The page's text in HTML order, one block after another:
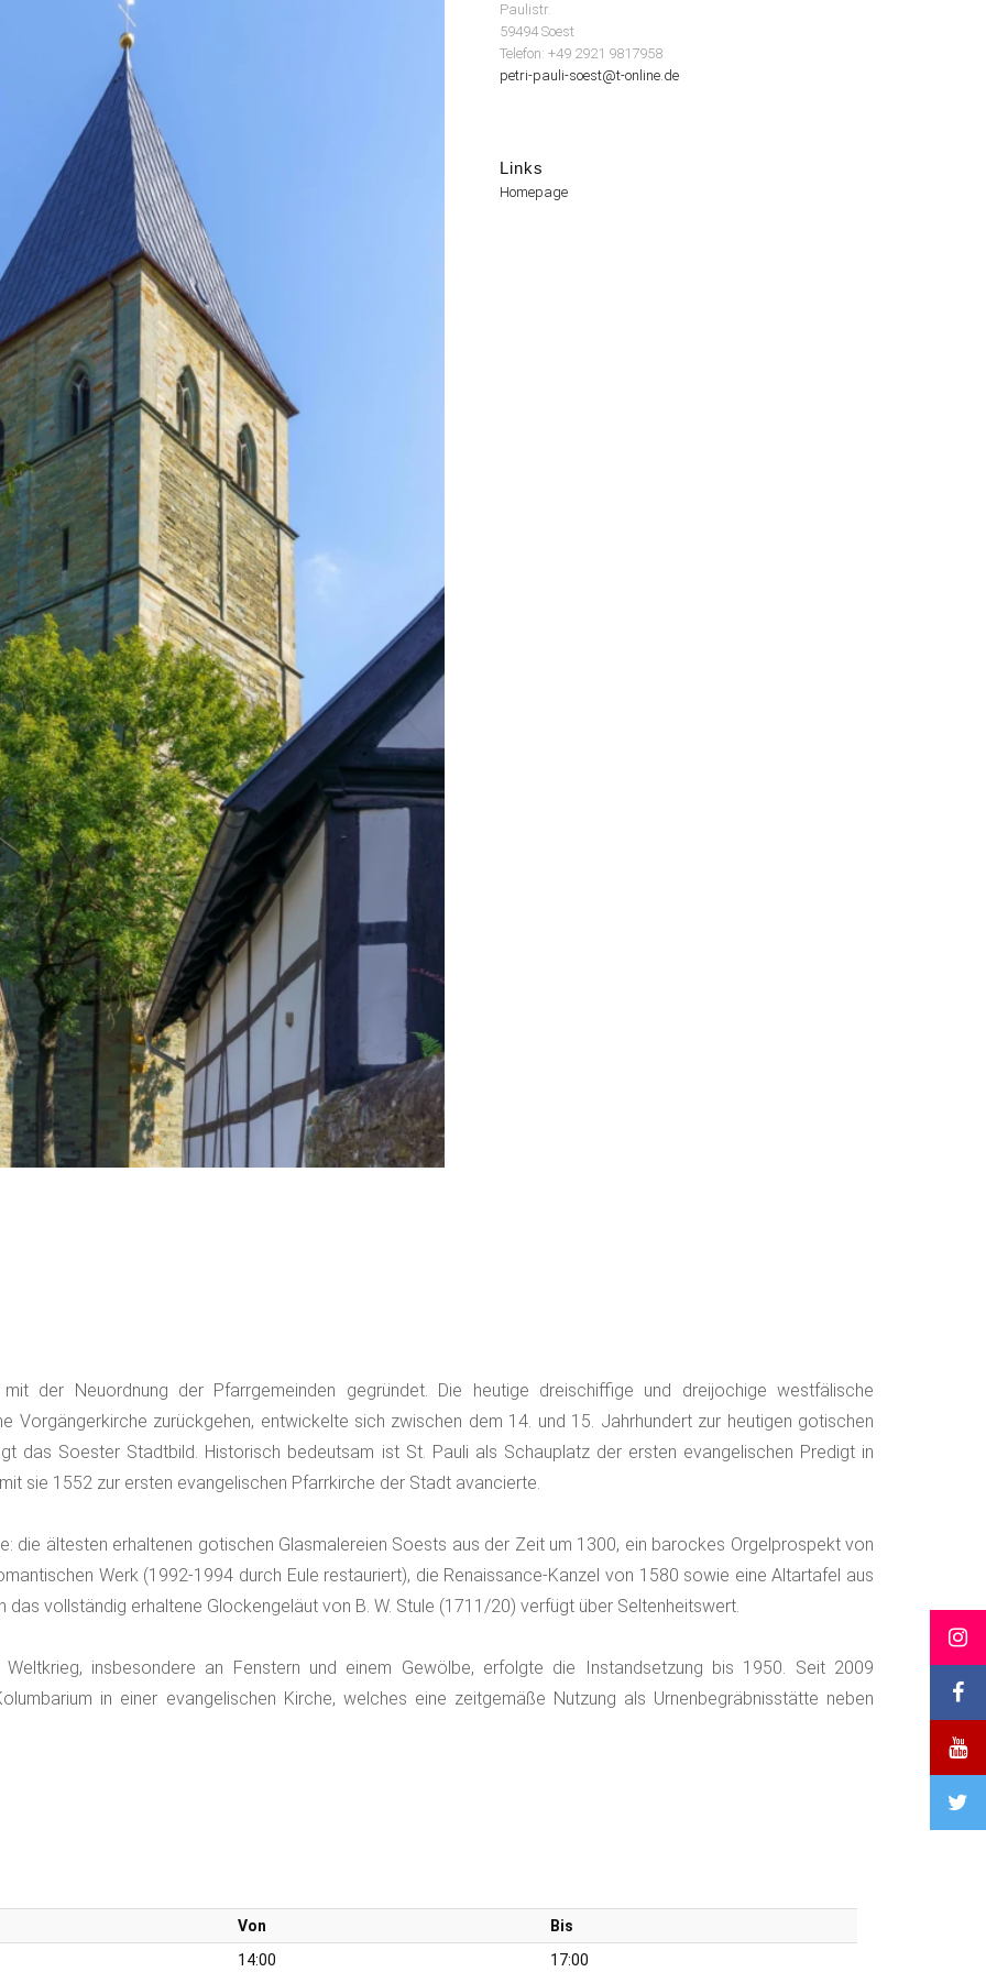
Paulistr.
59494 Soest
Telefon: +49 2921 9817958
petri-pauli-soest@t-online.de
Links
Homepage
der Neuordnung der Pfarrgemeinden gegründet. Die heutige dreischiffige und dreijochige westfälische
Vorgängerkirche zurückgehen, entwickelte sich zwischen dem 14. und 15. Jahrhundert zur heutigen gotischen
das Soester Stadtbild. Historisch bedeutsam ist St. Pauli als Schauplatz der ersten evangelischen Predigt in
sie 1552 zur ersten evangelischen Pfarrkirche der Stadt avancierte.
die ältesten erhaltenen gotischen Glasmalereien Soests aus der Zeit um 1300, ein barockes Orgelprospekt von
Werk (1992-1994 durch Eule restauriert), die Renaissance-Kanzel von 1580 sowie eine Altartafel aus
vollständig erhaltene Glockengeläut von B. W. Stule (1711/20) verfügt über Seltenheitswert.
insbesondere an Fenstern und einem Gewölbe, erfolgte die Instandsetzung bis 1950. Seit 2009
in einer evangelischen Kirche, welches eine zeitgemäße Nutzung als Urnenbegräbnisstätte neben
Von
Bis
14:00
17:00